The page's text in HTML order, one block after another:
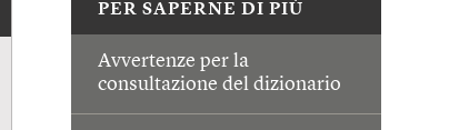
PER SAPERNE DI PIÙ
Avvertenze per la
consultazione del dizionario